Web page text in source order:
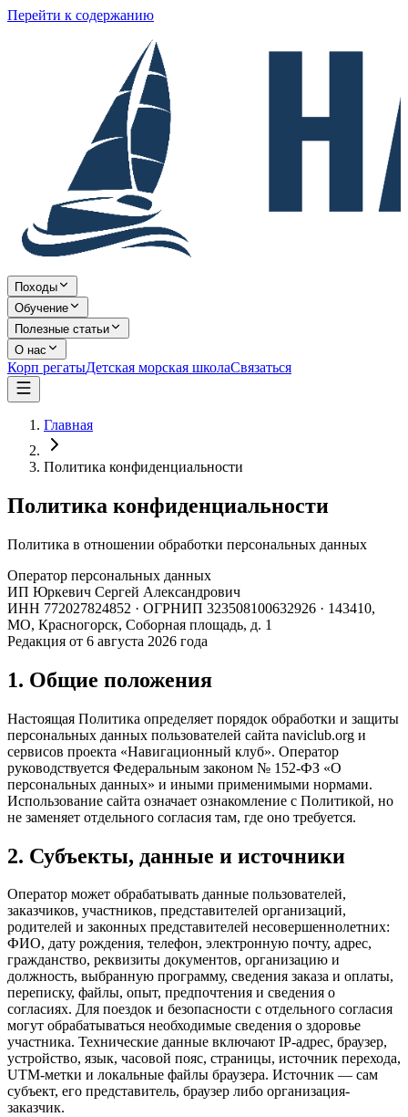
Перейти к содержанию
Походы
Обучение
Полезные статьи
О нас
Корп регатыДетская морская школаСвязаться
Главная
Политика конфиденциальности
Политика конфиденциальности
Политика в отношении обработки персональных данных
Оператор персональных данных
ИП Юркевич Сергей Александрович
ИНН 772027824852 · ОГРНИП 323508100632926 · 143410,
МО, Красногорск, Соборная площадь, д. 1
Редакция от 6 августа 2026 года
1. Общие положения
Настоящая Политика определяет порядок обработки и защиты
персональных данных пользователей сайта naviclub.org и
сервисов проекта «Навигационный клуб». Оператор
руководствуется Федеральным законом № 152-ФЗ «О
персональных данных» и иными применимыми нормами.
Использование сайта означает ознакомление с Политикой, но
не заменяет отдельного согласия там, где оно требуется.
2. Субъекты, данные и источники
Оператор может обрабатывать данные пользователей,
заказчиков, участников, представителей организаций,
родителей и законных представителей несовершеннолетних:
ФИО, дату рождения, телефон, электронную почту, адрес,
гражданство, реквизиты документов, организацию и
должность, выбранную программу, сведения заказа и оплаты,
переписку, файлы, опыт, предпочтения и сведения о
согласиях. Для поездок и безопасности с отдельного согласия
могут обрабатываться необходимые сведения о здоровье
участника. Технические данные включают IP-адрес, браузер,
устройство, язык, часовой пояс, страницы, источник перехода,
UTM-метки и локальные файлы браузера. Источник — сам
субъект, его представитель, браузер либо организация-
заказчик.